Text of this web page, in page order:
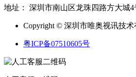
地址： 深圳市南山区龙珠四路方大城4
Copyright © 深圳市唯奥视讯技术
粤ICP备07510605号